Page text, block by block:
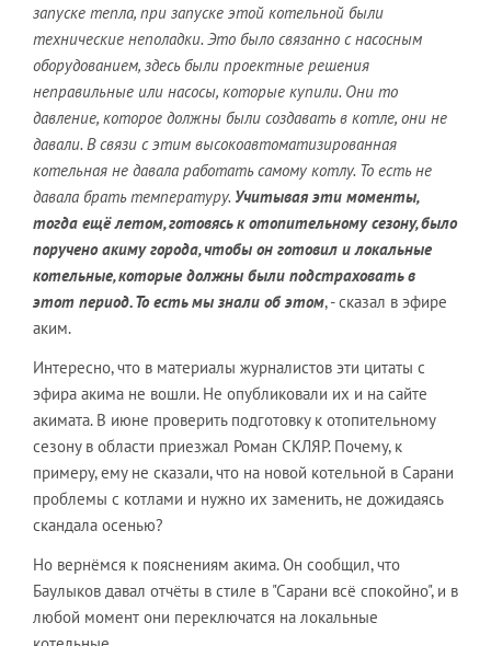
запуске тепла, при запуске этой котельной были
технические неполадки. Это было связанно с насосным
оборудованием, здесь были проектные решения
неправильные или насосы, которые купили. Они то
давление, которое должны были создавать в котле, они не
давали. В связи с этим высокоавтоматизированная
котельная не давала работать самому котлу. То есть не
давала брать температуру. Учитывая эти моменты,
тогда ещё летом, готовясь к отопительному сезону, было
поручено акиму города, чтобы он готовил и локальные
котельные, которые должны были подстраховать в
этот период. То есть мы знали об этом, - сказал в эфире
аким.
Интересно, что в материалы журналистов эти цитаты с
эфира акима не вошли. Не опубликовали их и на сайте
акимата. В июне проверить подготовку к отопительному
сезону в области приезжал Роман СКЛЯР. Почему, к
примеру, ему не сказали, что на новой котельной в Сарани
проблемы с котлами и нужно их заменить, не дожидаясь
скандала осенью?
Но вернёмся к пояснениям акима. Он сообщил, что
Баулыков давал отчёты в стиле в "Сарани всё спокойно", и в
любой момент они переключатся на локальные